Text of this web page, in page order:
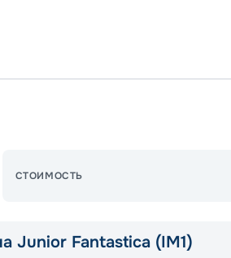
СТОИМОСТЬ
Junior Fantastica (IM1)